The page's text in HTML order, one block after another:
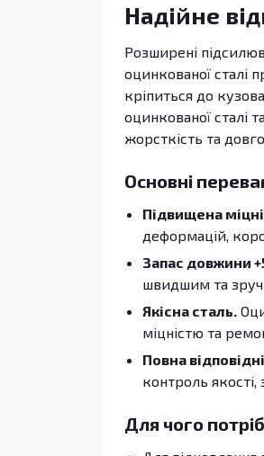
Надійне
Розширені
оцинкованої сталі
кріпиться до
оцинкованої сталі
жорсткість та
Основні
Підвищена
деформацій,
Запас довжини
швидшим та
Якісна сталь.
міцністю та
Повна
контроль
Для чого